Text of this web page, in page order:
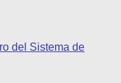
del Sistema de